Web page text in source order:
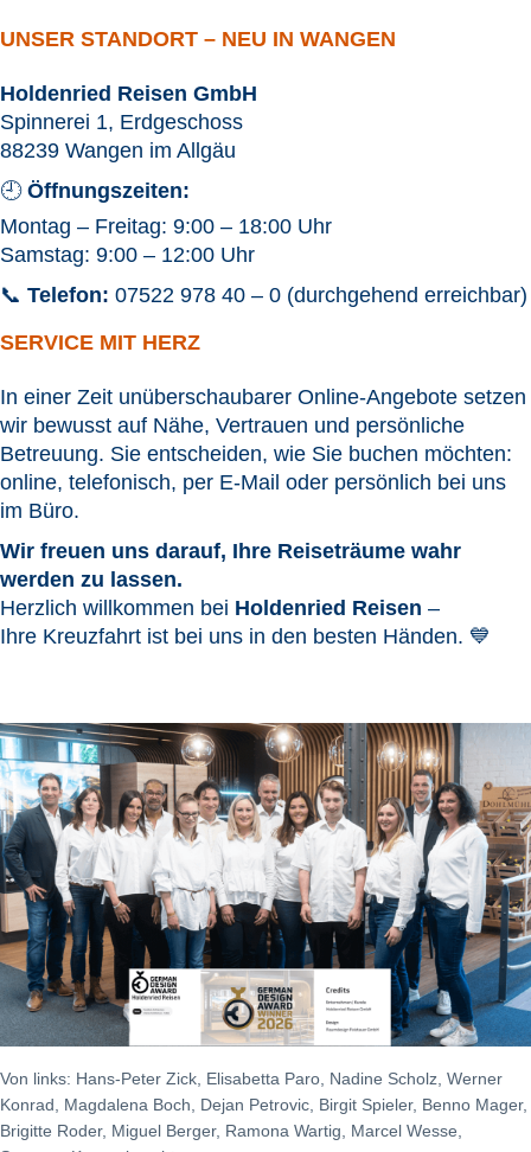
UNSER STANDORT – NEU IN WANGEN
Holdenried Reisen GmbH
Spinnerei 1, Erdgeschoss
88239 Wangen im Allgäu
🕘 Öffnungszeiten:
Montag – Freitag: 9:00 – 18:00 Uhr
Samstag: 9:00 – 12:00 Uhr
📞 Telefon: 07522 978 40 – 0 (durchgehend erreichbar)
SERVICE MIT HERZ
In einer Zeit unüberschaubarer Online-Angebote setzen
wir bewusst auf Nähe, Vertrauen und persönliche
Betreuung. Sie entscheiden, wie Sie buchen möchten:
online, telefonisch, per E-Mail oder persönlich bei uns
im Büro.
Wir freuen uns darauf, Ihre Reiseträume wahr
werden zu lassen.
Herzlich willkommen bei Holdenried Reisen –
Ihre Kreuzfahrt ist bei uns in den besten Händen. 💙
Von links: Hans-Peter Zick, Elisabetta Paro, Nadine Scholz, Werner
Konrad, Magdalena Boch, Dejan Petrovic, Birgit Spieler, Benno Mager,
Brigitte Roder, Miguel Berger, Ramona Wartig, Marcel Wesse,